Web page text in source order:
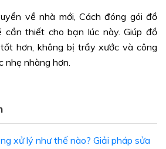
về nhà mới, Cách đóng gói đồ
cần thiết cho bạn lúc này. Giúp đồ
hơn, không bị trầy xước và công
nhẹ nhàng hơn.
xử lý như thế nào? Giải pháp sửa